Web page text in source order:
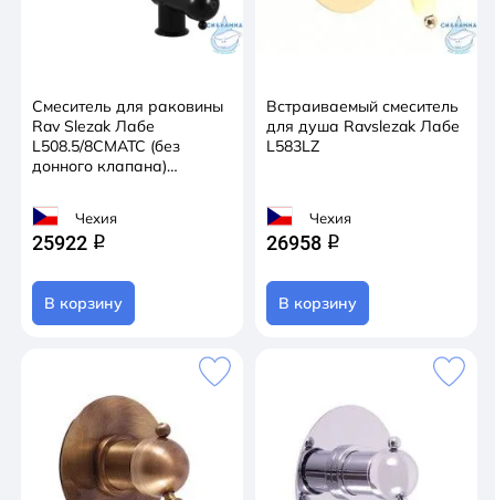
Смеситель для раковины
Rav Slezak Лабе
L508.5/8CMATC (без
донного клапана)
Чехия
25922 q
В корзину
Встраиваемый смеситель
для душа Ravslezak Лабе
L583LZ
Чехия
26958 q
В корзину